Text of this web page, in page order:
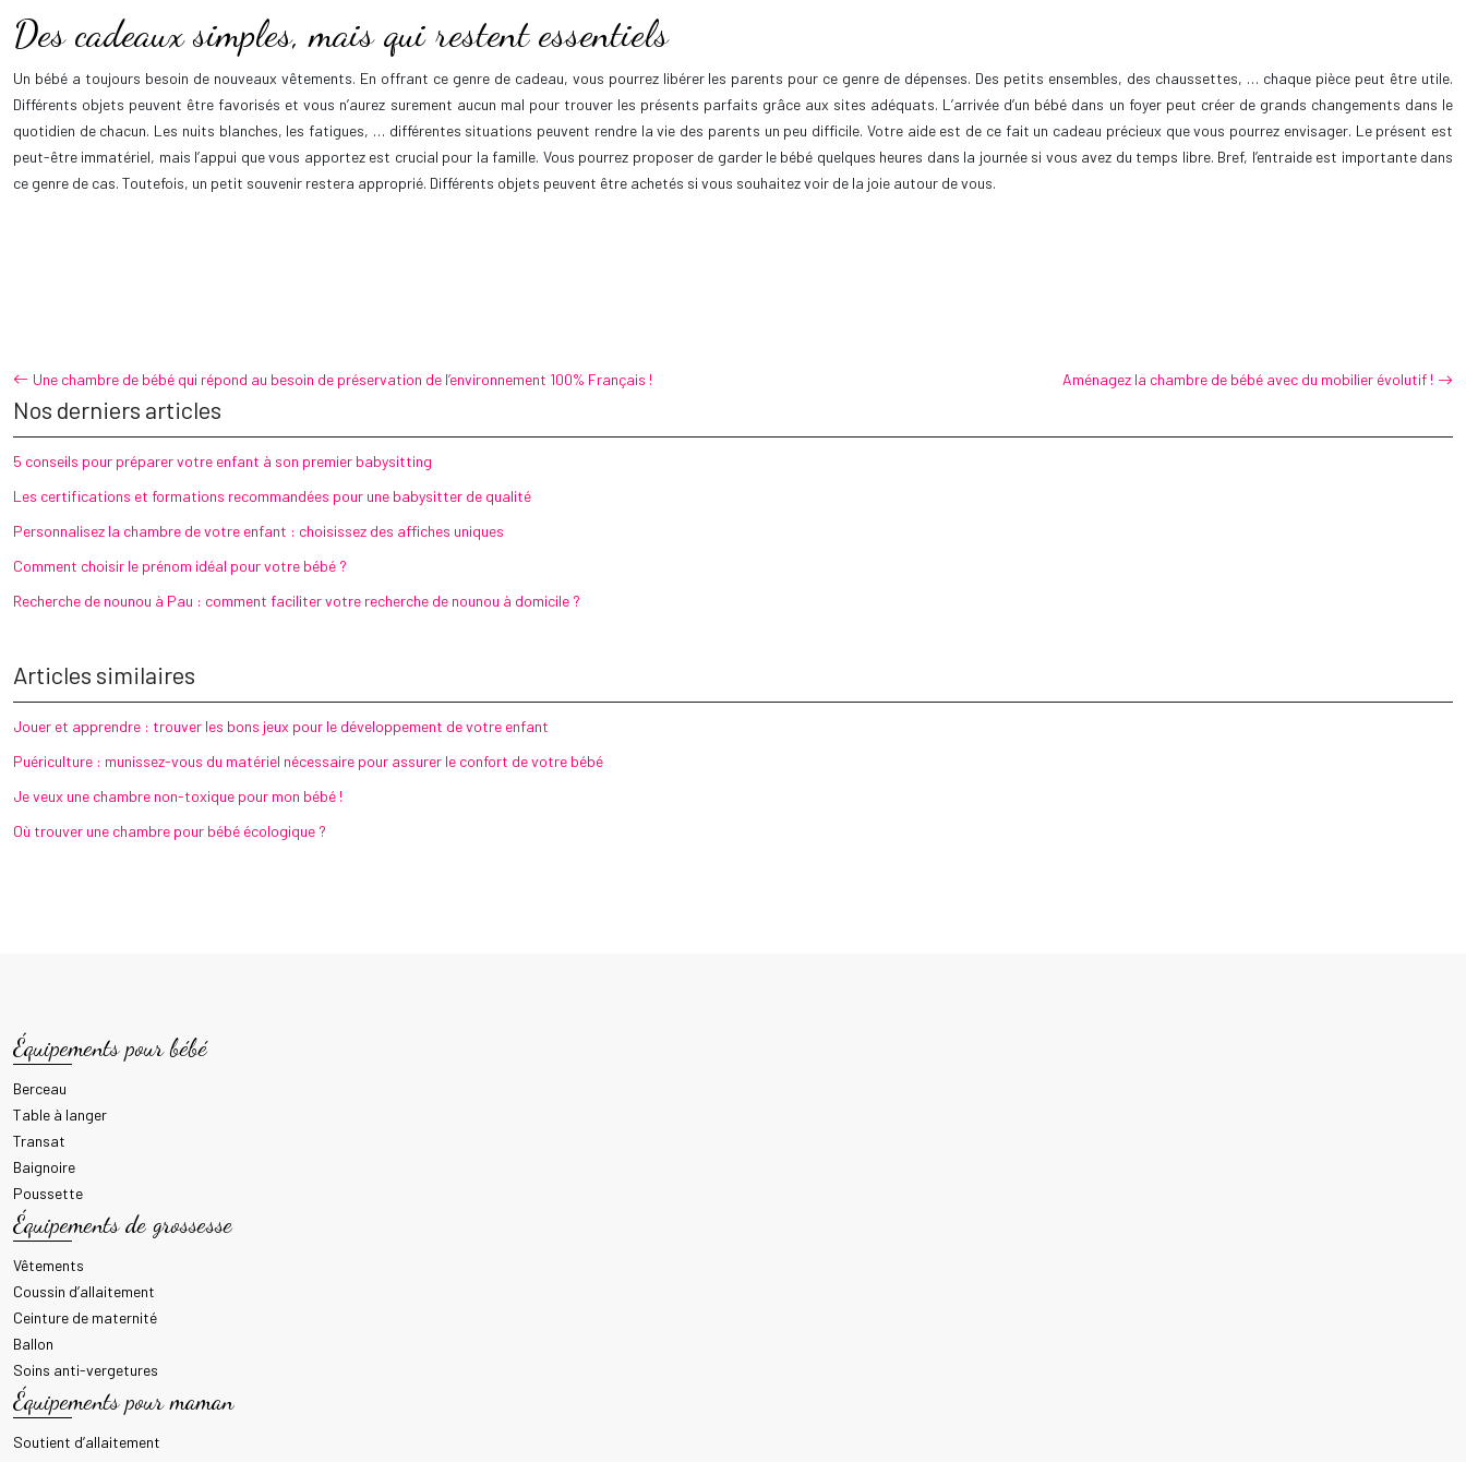
Des cadeaux simples, mais qui restent essentiels
Un bébé a toujours besoin de nouveaux vêtements. En offrant ce genre de cadeau, vous pourrez libérer les parents pour ce genre de dépenses. Des petits ensembles, des chaussettes, … chaque pièce peut être utile.
Différents objets peuvent être favorisés et vous n’aurez surement aucun mal pour trouver les présents parfaits grâce aux sites adéquats. L’arrivée d’un bébé dans un foyer peut créer de grands changements dans le
quotidien de chacun. Les nuits blanches, les fatigues, … différentes situations peuvent rendre la vie des parents un peu difficile. Votre aide est de ce fait un cadeau précieux que vous pourrez envisager. Le présent est
peut-être immatériel, mais l’appui que vous apportez est crucial pour la famille. Vous pourrez proposer de garder le bébé quelques heures dans la journée si vous avez du temps libre. Bref, l’entraide est importante dans
ce genre de cas. Toutefois, un petit souvenir restera approprié. Différents objets peuvent être achetés si vous souhaitez voir de la joie autour de vous.
Une chambre de bébé qui répond au besoin de préservation de l’environnement 100% Français ! Aménagez la chambre de bébé avec du mobilier évolutif !
Nos derniers articles
5 conseils pour préparer votre enfant à son premier babysitting
Les certifications et formations recommandées pour une babysitter de qualité
Personnalisez la chambre de votre enfant : choisissez des affiches uniques
Comment choisir le prénom idéal pour votre bébé ?
Recherche de nounou à Pau : comment faciliter votre recherche de nounou à domicile ?
Articles similaires
Jouer et apprendre : trouver les bons jeux pour le développement de votre enfant
Puériculture : munissez-vous du matériel nécessaire pour assurer le confort de votre bébé
Je veux une chambre non-toxique pour mon bébé !
Où trouver une chambre pour bébé écologique ?
Équipements pour bébé
Berceau
Table à langer
Transat
Baignoire
Poussette
Équipements de grossesse
Vêtements
Coussin d’allaitement
Ceinture de maternité
Ballon
Soins anti-vergetures
Équipements pour maman
Soutient d’allaitement